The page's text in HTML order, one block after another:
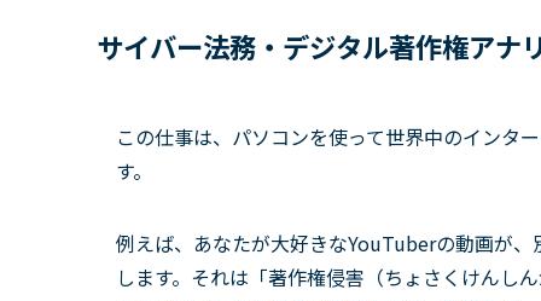
サイバー法務・デジタル著作権アナ
この仕事は、パソコンを使って世界中のインタ
す。
例えば、あなたが大好きなYouTuberの動画が
します。それは「著作権侵害（ちょさくけんし